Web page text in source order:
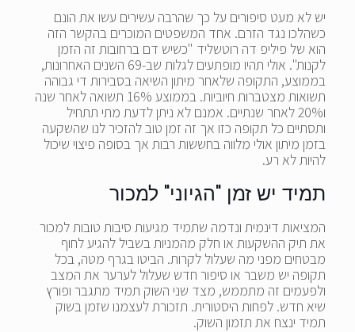
יש לא מעט סיפורים על כך שהרבה עשירים עשו את הונם
כשהלכו נגד הזרם. אחד המשפטים המוכרים בהקשר הזה
הוא של פיליפ דה רוטשליד "כשיש דם ברחובות זה הזמן
לקנות". אולי תהיו מופתעים לגלות שב-69 השנים האחרונות,
בממוצע, התקופה שלאחר מיתון השיאה בסבירות די גבוהה
תשואות מצטברות חיוביות. בממוצע 16% תשואה לאחר שנה
ו20% לאחר שנתיים. אמנם לא ניתן לדעת מתי תתחיל
ותסתיים כל תקופה כזו אך זה זמן טוב להזכיר לנו שהשקעה
בזמן מיתון אולי מלווה בחששות רבות אך בסופה פיצוי שיכול
להיות לא רע.
תמיד יש זמן "הגיוני" למכור
המציאות דינמית ונדמה שתמיד מגיעות סיבות טובות למכור
את תיק ההשקעות או חלק מהמניות בשביל להגיע לחוף
מבטחים מפני מה שעלול לקרות. הביטו בגרף מטה, בכל
תקופה יש משבר או סיפור חדש שעלול לערער את המצב
ולפעמים זה מתממש, מצד שני השוק תמיד מתגבר ופורץ
שיא חדש. לפחות היסטורית. תזכורת לעצמנו שזמן בשוק
תמיד ינצח את תזמון השוק.